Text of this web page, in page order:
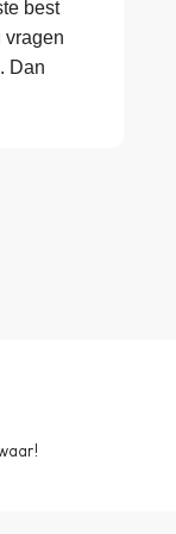
best
vragen
Dan